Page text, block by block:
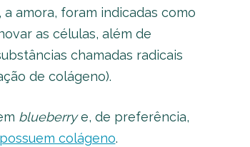
amora, foram indicadas como
as células, além de
chamadas radicais
de colágeno).
blueberrye, de preferência,
colágeno.